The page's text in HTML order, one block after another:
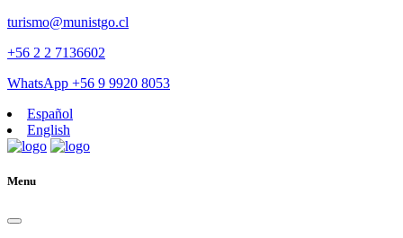
turismo@munistgo.cl
+56 2 2 7136602
WhatsApp +56 9 9920 8053
Español
English
Menu